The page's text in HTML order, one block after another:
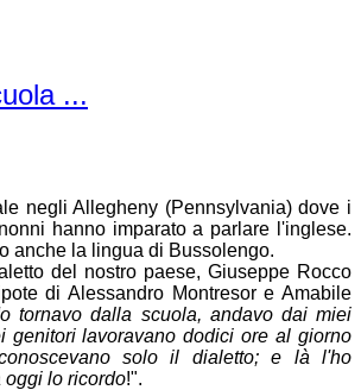
...
negli Allegheny (Pennsylvania) dove i
hanno imparato a parlare l'inglese.
anche la lingua di Bussolengo.
del nostro paese, Giuseppe Rocco
di Alessandro Montresor e Amabile
tornavo dalla scuola, andavo dai miei
genitori lavoravano dodici ore al giorno
solo il dialetto; e là l'ho
oggi lo ricordo!".